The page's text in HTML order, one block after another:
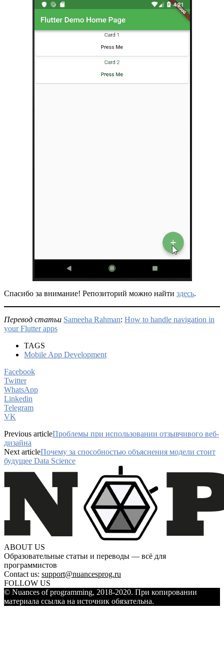
Спасибо за внимание! Репозиторий можно найти здесь.
Перевод статьи Sameeha Rahman: How to handle navigation in
your Flutter apps
TAGS
Mobile App Development
Facebook
Twitter
WhatsApp
Linkedin
Telegram
VK
Previous articleПроблемы при использовании отзывчивого веб-
дизайна
Next articleПочему за способностью объяснения модели стоит
будущее Data Science
ABOUT US
Образовательные статьи и переводы — всё для
программистов
Contact us: support@nuancesprog.ru
FOLLOW US
© Nuances of programming, 2018-2020. При копировании
материала ссылка на источник обязательна.